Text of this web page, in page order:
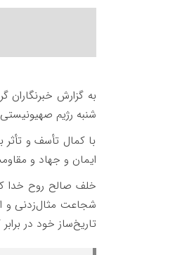
به گزارش خبرنگاران
شنبه رژیم
با کمال تأسف و
ایمان و جهاد و
شجاعت مثال‌زدنی و
تاریخ‌ساز خود در